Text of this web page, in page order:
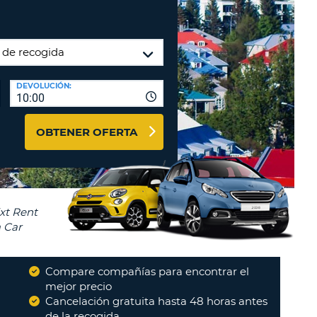
DE VIAJE Y
AFILIADOS
ENTRAR AQUÍ
10:00
DEVOLUCIÓN:
OBTENER OFERTA
Compare compañías para encontrar el
mejor precio
Cancelación gratuita hasta 48 horas antes